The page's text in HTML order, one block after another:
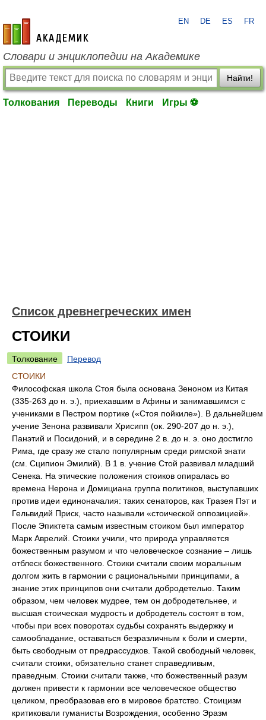
academic.ru
EN DE ES FR
Словари и энциклопедии на Академике
Найти!
Толкования Переводы Книги Игры ⚽
Список древнегреческих имен
СТОИКИ
Толкование
Перевод
СТОИКИ
Философская школа Стоя была основана Зеноном из Китая
(335-263 до н. э.), приехавшим в Афины и занимавшимся с
учениками в Пестром портике («Стоя пойкиле»). В дальнейшем
учение Зенона развивали Хрисипп (ок. 290-207 до н. э.),
Панэтий и Посидоний, и в середине 2 в. до н. э. оно достигло
Рима, где сразу же стало популярным среди римской знати
(см. Сципион Эмилий). В 1 в. учение Стой развивал младший
Сенека. На этические положения стоиков опиралась во
времена Нерона и Домициана группа политиков, выступавших
против идеи единоначалия: таких сенаторов, как Тразея Пэт и
Гельвидий Приск, часто называли «стоической оппозицией».
После Эпиктета самым известным стоиком был император
Марк Аврелий. Стоики учили, что природа управляется
божественным разумом и что человеческое сознание – лишь
отблеск божественного. Стоики считали своим моральным
долгом жить в гармонии с рациональными принципами, а
знание этих принципов они считали добродетелью. Таким
образом, чем человек мудрее, тем он добродетельнее, и
высшая стоическая мудрость и добродетель состоят в том,
чтобы при всех поворотах судьбы сохранять выдержку и
самообладание, оставаться безразличным к боли и смерти,
быть свободным от предрассудков. Такой свободный человек,
считали стоики, обязательно станет справедливым,
праведным. Стоики считали также, что божественный разум
должен привести к гармонии все человеческое общество
целиком, преобразовав его в мировое братство. Стоицизм
критиковали гуманисты Возрождения, особенно Эразм